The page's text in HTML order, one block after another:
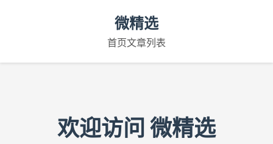
微精选
首页文章列表
欢迎访问 微精选